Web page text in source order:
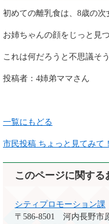
初めての離乳食は、8歳の次
お姉ちゃんの顔をじっと見つ
これは何だろうと不思議そ
投稿者：4姉弟ママさん
一覧にもどる
市民投稿 ちょっと見てみて
このページに関する
シティプロモーション課
〒586-8501
河内長野市